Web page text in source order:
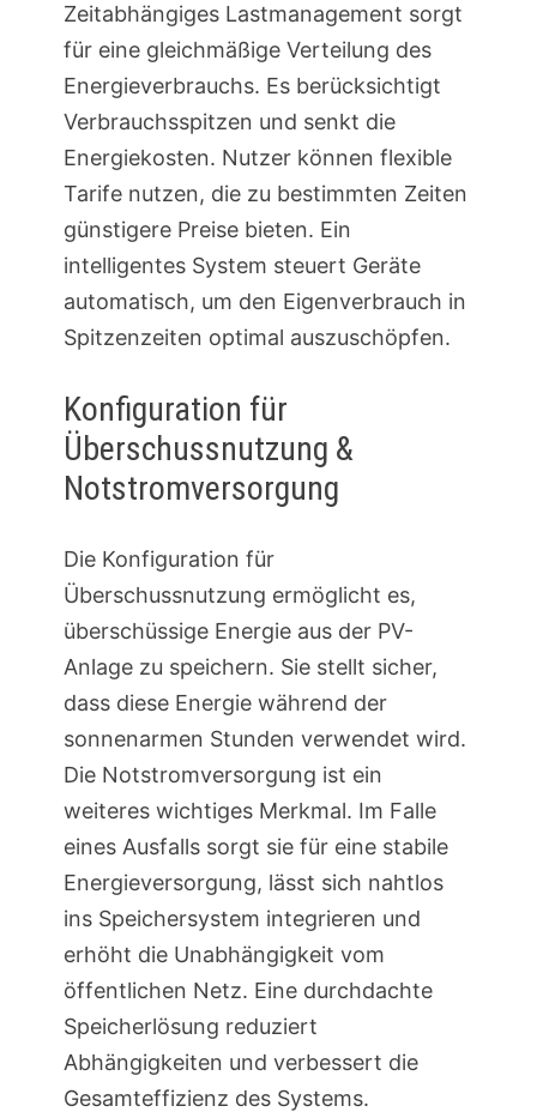
Zeitabhängiges Lastmanagement sorgt
für eine gleichmäßige Verteilung des
Energieverbrauchs. Es berücksichtigt
Verbrauchsspitzen und senkt die
Energiekosten. Nutzer können flexible
Tarife nutzen, die zu bestimmten Zeiten
günstigere Preise bieten. Ein
intelligentes System steuert Geräte
automatisch, um den Eigenverbrauch in
Spitzenzeiten optimal auszuschöpfen.
Konfiguration für
Überschussnutzung &
Notstromversorgung
Die Konfiguration für
Überschussnutzung ermöglicht es,
überschüssige Energie aus der PV-
Anlage zu speichern. Sie stellt sicher,
dass diese Energie während der
sonnenarmen Stunden verwendet wird.
Die Notstromversorgung ist ein
weiteres wichtiges Merkmal. Im Falle
eines Ausfalls sorgt sie für eine stabile
Energieversorgung, lässt sich nahtlos
ins Speichersystem integrieren und
erhöht die Unabhängigkeit vom
öffentlichen Netz. Eine durchdachte
Speicherlösung reduziert
Abhängigkeiten und verbessert die
Gesamteffizienz des Systems.